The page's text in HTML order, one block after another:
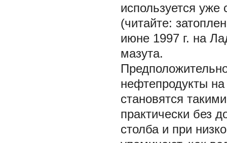
используется уже
(читайте:
июне 1997 г. на
мазута.
нефтепродукты
становятся
практически без
столба и при